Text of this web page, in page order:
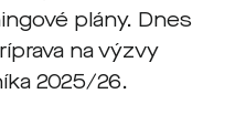
plány. Dnes
na výzvy
2025/26.